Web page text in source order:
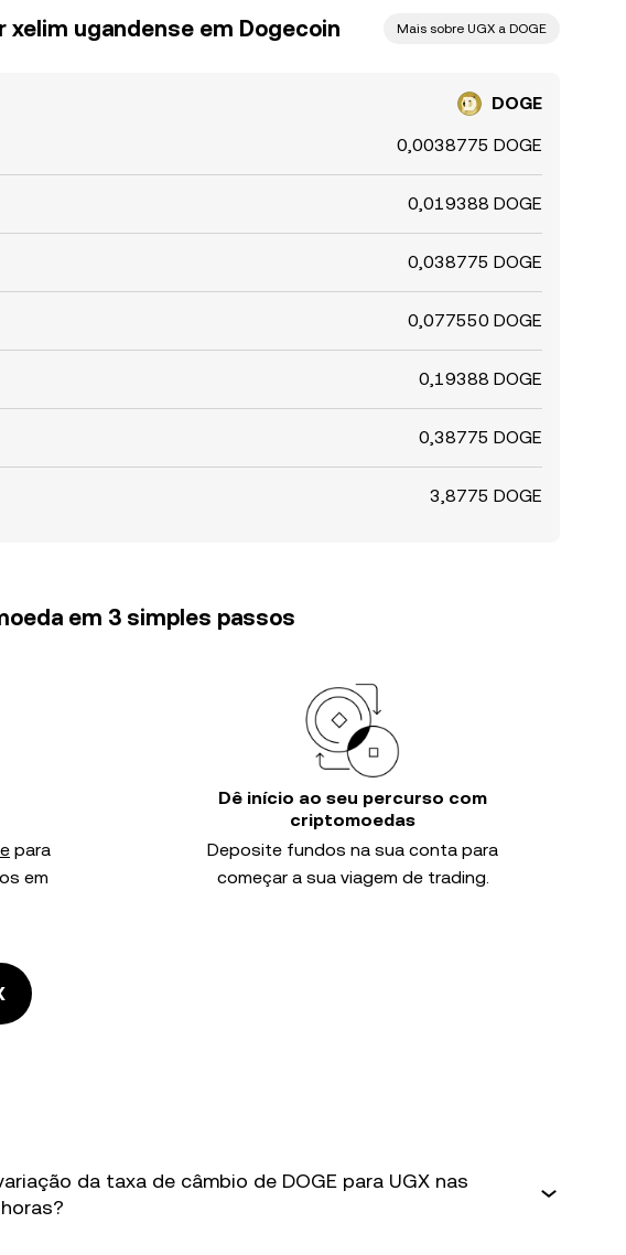
xelim ugandense em Dogecoin Mais sobre UGX a DOGE
DOGE
0,0038775 DOGE
0,019388 DOGE
0,038775 DOGE
0,077550 DOGE
0,19388 DOGE
0,38775 DOGE
3,8775 DOGE
em 3 simples passos
para
em
Dê início ao seu percurso com
criptomoedas
Deposite fundos na sua conta para
começar a sua viagem de trading.
da taxa de câmbio de DOGE para UGX nas